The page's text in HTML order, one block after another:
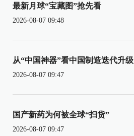
最新月球“宝藏图”抢先看
2026-08-07 09:48
从“中国神器”看中国制造迭代升级
2026-08-07 09:47
国产新药为何被全球“扫货”
2026-08-07 09:47